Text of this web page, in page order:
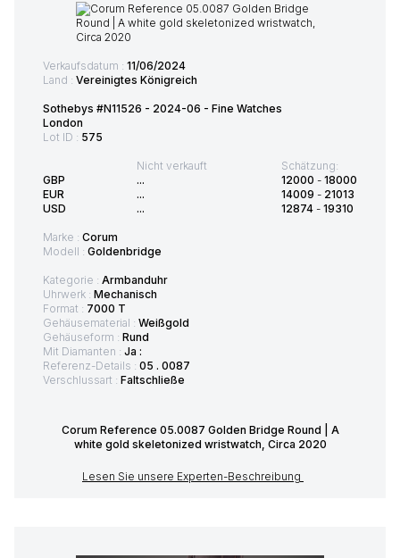
Verkaufsdatum : 11/06/2024
Land : Vereinigtes Königreich
Sothebys #N11526 - 2024-06 - Fine Watches
London
Lot ID : 575
GBP
EUR
USD
Nicht verkauft
...
...
...
Schätzung:
12000 - 18000
14009 - 21013
12874 - 19310
Marke : Corum
Modell : Goldenbridge
Kategorie : Armbanduhr
Uhrwerk : Mechanisch
Format : 7000 T
Gehäusematerial : Weißgold
Gehäuseform : Rund
Mit Diamanten : Ja :
Referenz-Details : 05 . 0087
Verschlussart : Faltschließe
Corum Reference 05.0087 Golden Bridge Round | A
white gold skeletonized wristwatch, Circa 2020
Lesen Sie unsere Experten-Beschreibung